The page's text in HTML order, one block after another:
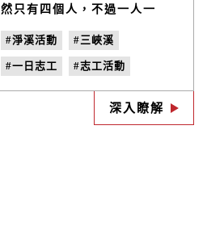
然只有四個人，不過一人一
垃圾
#淨溪活動 #三峽溪
#一日志工 #志工活動
#環境教育 #竹圍國中
深入瞭解